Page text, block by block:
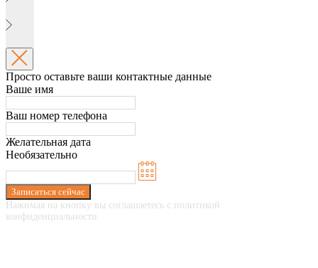
Просто оставьте ваши контактные данные
Ваше имя
Ваш номер телефона
Желательная дата
Необязательно
Записаться сейчас
Нажимая на кнопку вы соглашаетесь с политикой
конфиденциальности